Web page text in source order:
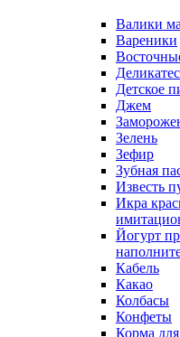
Валики
Вареники
Детское
Джем
Зелень
Зефир
Зубная
Известь
Икра
Йогурт
Кабель
Какао
Колбасы
Конфеты
Корма